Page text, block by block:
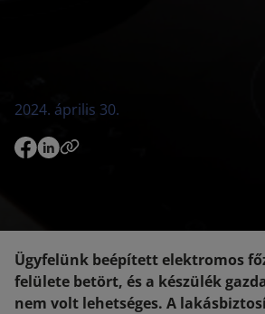
2024. április 30.
Ügyfelünk beépített elektromos
felülete betört, és a készülék
nem volt lehetséges. A